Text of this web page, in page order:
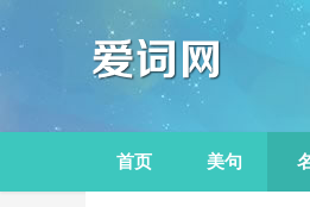
首页 美句